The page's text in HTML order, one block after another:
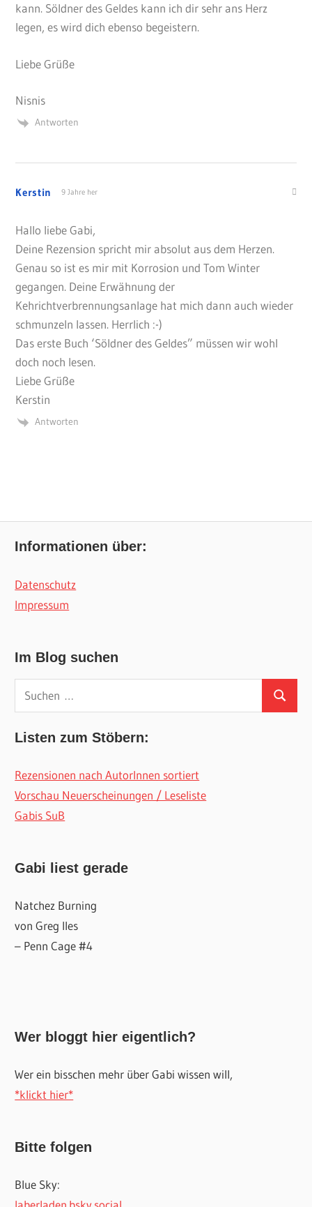
kann. Söldner des Geldes kann ich dir sehr ans Herz
legen, es wird dich ebenso begeistern.
Liebe Grüße
Nisnis
Antworten
Kerstin 9 Jahre her
Hallo liebe Gabi,
Deine Rezension spricht mir absolut aus dem Herzen.
Genau so ist es mir mit Korrosion und Tom Winter
gegangen. Deine Erwähnung der
Kehrichtverbrennungsanlage hat mich dann auch wieder
schmunzeln lassen. Herrlich :-)
Das erste Buch ‘Söldner des Geldes” müssen wir wohl
doch noch lesen.
Liebe Grüße
Kerstin
Antworten
Informationen über:
Datenschutz
Impressum
Im Blog suchen
Suchen
nach:
Suchen
Listen zum Stöbern:
Rezensionen nach AutorInnen sortiert
Vorschau Neuerscheinungen / Leseliste
Gabis SuB
Gabi liest gerade
Natchez Burning
von Greg Iles
– Penn Cage #4
Wer bloggt hier eigentlich?
Wer ein bisschen mehr über Gabi wissen will,
*klickt hier*
Bitte folgen
Blue Sky: